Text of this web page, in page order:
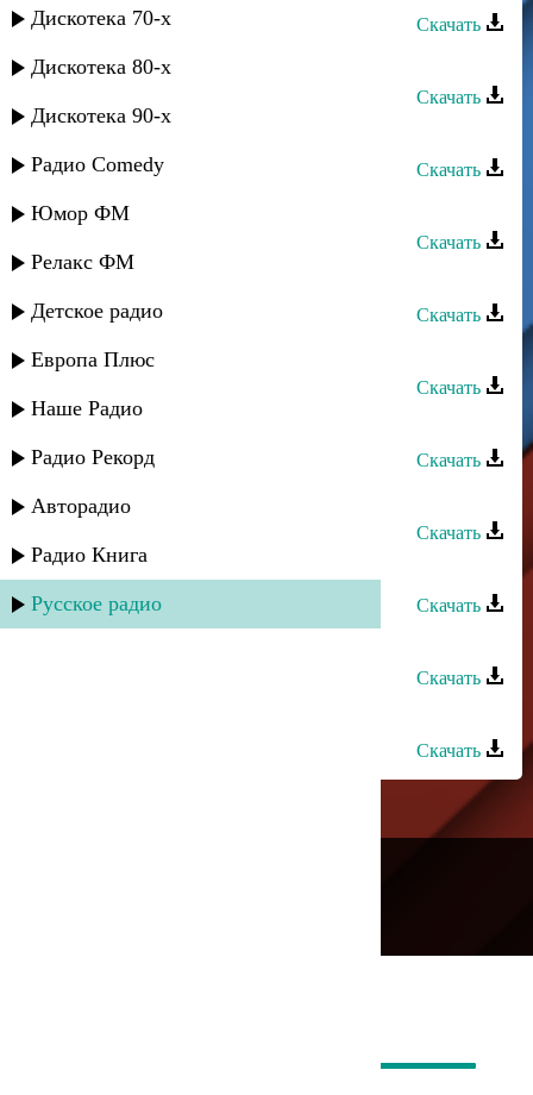
Дискотека 70-х
Дискотека 80-х
Дискотека 90-х
Радио Comedy
Юмор ФМ
Релакс ФМ
Детское радио
Европа Плюс
Наше Радио
Радио Рекорд
Авторадио
Радио Книга
Русское радио
Скачать
Шахнабат - Ауал вахтар
Скачать
Скачать
Шахнабат - Вступление (Интро)
Скачать
Скачать
ШахДаг группа - Секмир Гузел
Скачать
Шахнабат - Аиша
Скачать
Скачать
Шахнабат - Диде Ватан
Скачать
Скачать
Скачать